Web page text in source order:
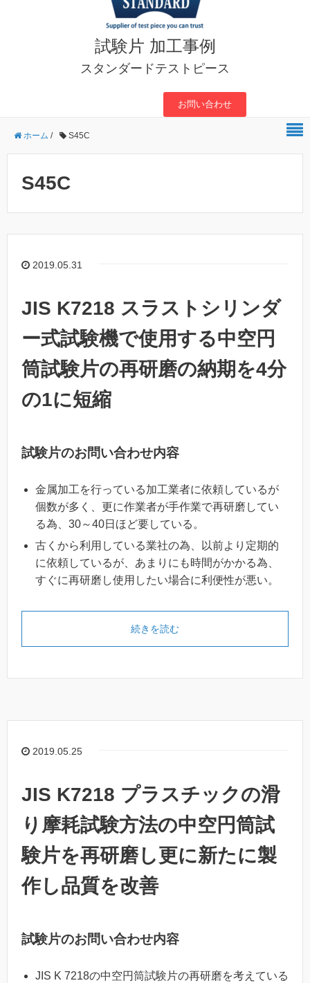
試験片 加工事例
スタンダードテストピース
お問い合わせ
ホーム / S45C
S45C
2019.05.31
JIS K7218 スラストシリンダ
ー式試験機で使用する中空円
筒試験片の再研磨の納期を4分
の1に短縮
試験片のお問い合わせ内容
金属加工を行っている加工業者に依頼しているが
個数が多く、更に作業者が手作業で再研磨してい
る為、30～40日ほど要している。
古くから利用している業社の為、以前より定期的
に依頼しているが、あまりにも時間がかかる為、
すぐに再研磨し使用したい場合に利便性が悪い。
続きを読む
2019.05.25
JIS K7218 プラスチックの滑
り摩耗試験方法の中空円筒試
験片を再研磨し更に新たに製
作し品質を改善
試験片のお問い合わせ内容
JIS K 7218の中空円筒試験片の再研磨を考えている